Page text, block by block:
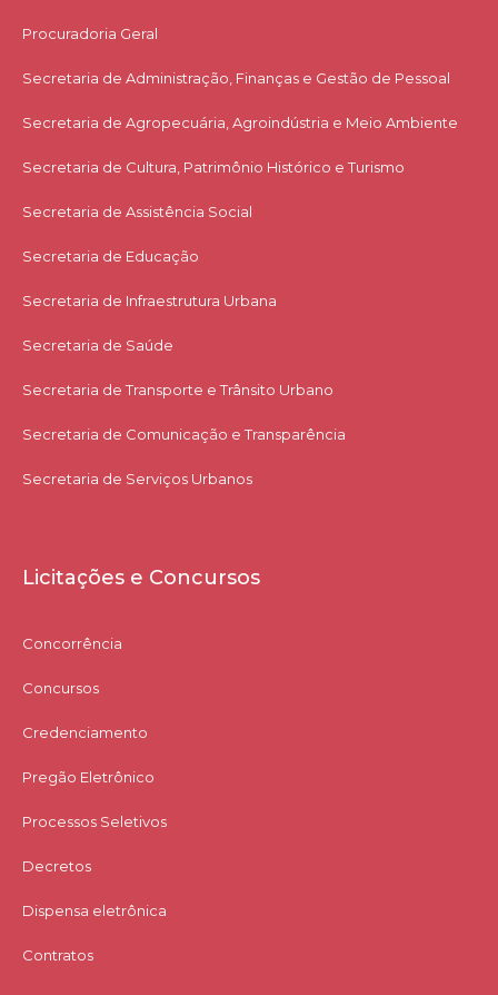
Procuradoria Geral
Secretaria de Administração, Finanças e Gestão de Pessoal
Secretaria de Agropecuária, Agroindústria e Meio Ambiente
Secretaria de Cultura, Patrimônio Histórico e Turismo
Secretaria de Assistência Social
Secretaria de Educação
Secretaria de Infraestrutura Urbana
Secretaria de Saúde
Secretaria de Transporte e Trânsito Urbano
Secretaria de Comunicação e Transparência
Secretaria de Serviços Urbanos
Licitações e Concursos
Concorrência
Concursos
Credenciamento
Pregão Eletrônico
Processos Seletivos
Decretos
Dispensa eletrônica
Contratos